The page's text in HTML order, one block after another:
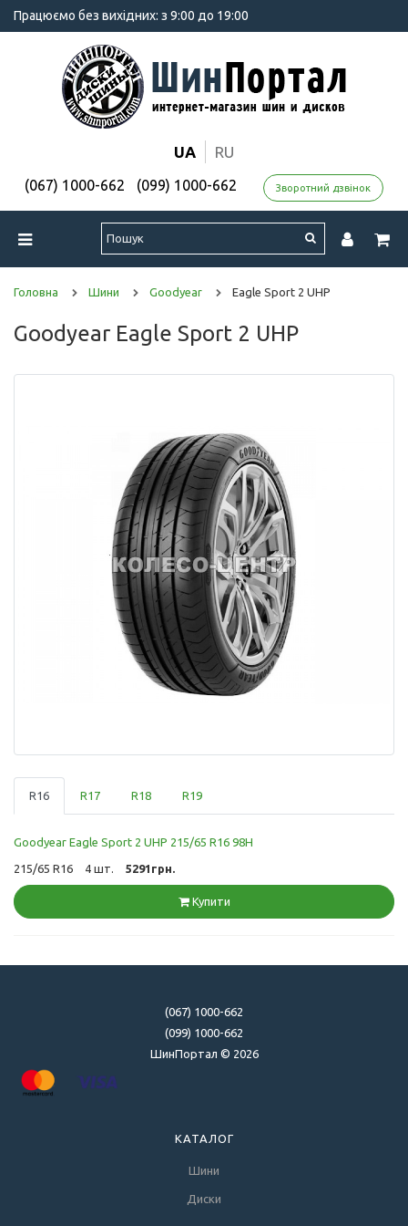
Працюємо без вихідних: з 9:00 до 19:00
UA RU
(067) 1000-662 (099) 1000-662 Зворотний дзвінок
Головна Шини Goodyear Eagle Sport 2 UHP
Goodyear Eagle Sport 2 UHP
R16 R17 R18 R19
Goodyear Eagle Sport 2 UHP 215/65 R16 98H
215/65 R16 4 шт. 5291грн.
Купити
(067) 1000-662
(099) 1000-662
ШинПортал © 2026
КАТАЛОГ
Шини
Диски